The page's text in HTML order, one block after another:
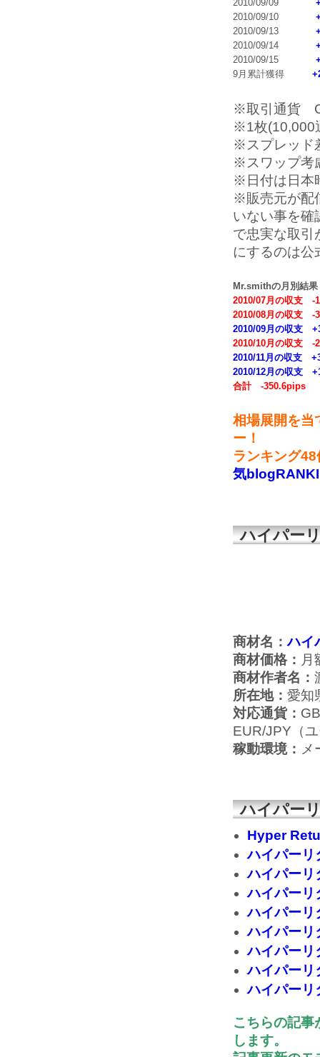
2010/09/09
2010/09/10
2010/09/13
2010/09/14
2010/09/15
9月累計獲得
※取引通貨
※1枚(10,000
※スプレッド
※スワップ考
※日付は日本
※販売元が配
いない事を確
で忠実な取引
にするのは公
Mr.smithの月別結果
2010/07月の収支 -
2010/08月の収支 -
2010/09月の収支
2010/10月の収支 -
2010/11月の収支
2010/12月の収支
合計 -350.6pips
相場展開を当
ー！
ランキング
気
ハイパー
商材名：ハイ
商材価格： 月
商材作者名：
所在地： 愛知
対応通貨：
EUR/JPY（
稼動環境： メ
ハイパー
Hyper
ハイパーリ
ハイパーリ
ハイパーリ
ハイパーリ
ハイパーリ
ハイパーリ
ハイパーリ
ハイパーリ
こちらの記事
します。